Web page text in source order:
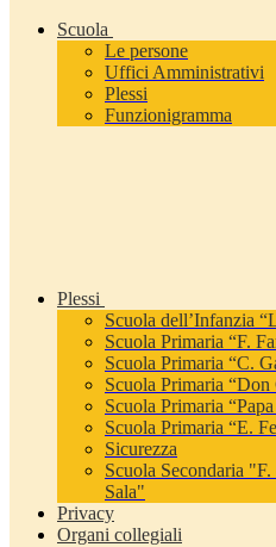
Scuola
Le persone
Uffici Amministrativi
Plessi
Funzionigramma
Plessi
Scuola dell’Infanzia
Scuola Primaria “F.
Scuola Primaria “C.
Scuola Primaria
Scuola Primaria
Scuola Primaria “E.
Sicurezza
Scuola Secondaria
Sala"
Privacy
Organi collegiali